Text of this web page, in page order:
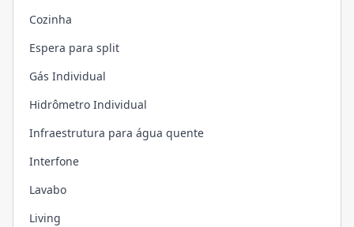
Cozinha
Espera para split
Gás Individual
Hidrômetro Individual
Infraestrutura para água quente
Interfone
Lavabo
Living